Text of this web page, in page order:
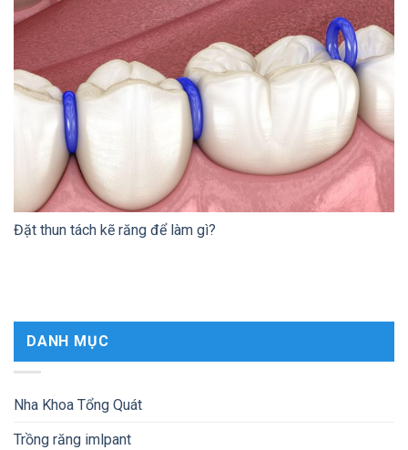
Đặt thun tách kẽ răng để làm gì?
DANH MỤC
Nha Khoa Tổng Quát
Trồng răng imlpant